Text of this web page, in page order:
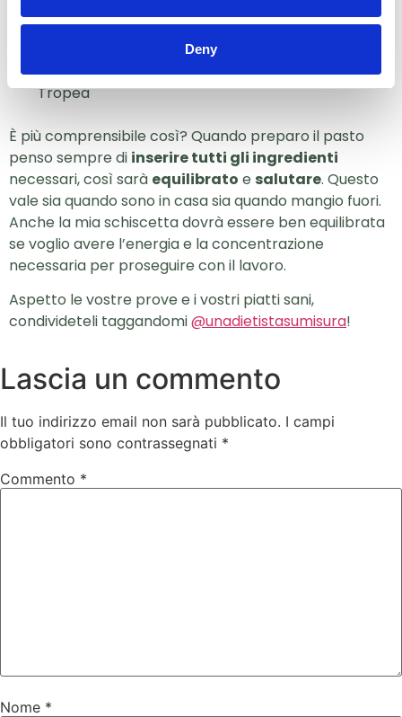
Deny
Riso basmati con uova strapazzate, fagioli, carote
Miglio con tonno in scatola, pomodorini e cipolla di
Tropea
È più comprensibile così? Quando preparo il pasto
penso sempre di inserire tutti gli ingredienti
necessari, così sarà equilibrato e salutare. Questo
vale sia quando sono in casa sia quando mangio fuori.
Anche la mia schiscetta dovrà essere ben equilibrata
se voglio avere l’energia e la concentrazione
necessaria per proseguire con il lavoro.
Aspetto le vostre prove e i vostri piatti sani,
condivideteli taggandomi@unadietistasumisura!
Lascia un commento
Il tuo indirizzo email non sarà pubblicato. I campi
obbligatori sono contrassegnati *
Commento *
Nome *